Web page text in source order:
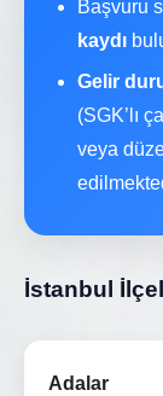
Başvuru
kaydı
Gelir
(SGK’lı
veya
İstanbul
Adalar